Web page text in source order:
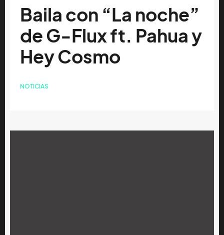
Baila con “La noche”
de G-Flux ft. Pahua y
Hey Cosmo
NOTICIAS